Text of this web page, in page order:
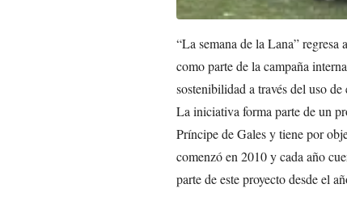
“La semana de la Lana”
como parte de la campaña
sostenibilidad a través del uso de
La iniciativa forma parte de un
Príncipe de Gales y tiene por
comenzó en 2010 y cada año
parte de este proyecto desde el